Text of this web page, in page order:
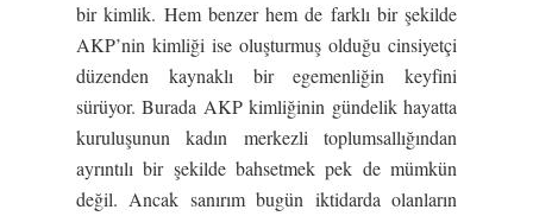
bir kimlik. Hem benzer hem de farklı bir şekilde
AKP’nin kimliği ise oluşturmuş olduğu cinsiyetçi
düzenden kaynaklı bir egemenliğin keyfini
sürüyor. Burada AKP kimliğinin gündelik hayatta
kuruluşunun kadın merkezli toplumsallığından
ayrıntılı bir şekilde bahsetmek pek de mümkün
değil. Ancak sanırım bugün iktidarda olanların